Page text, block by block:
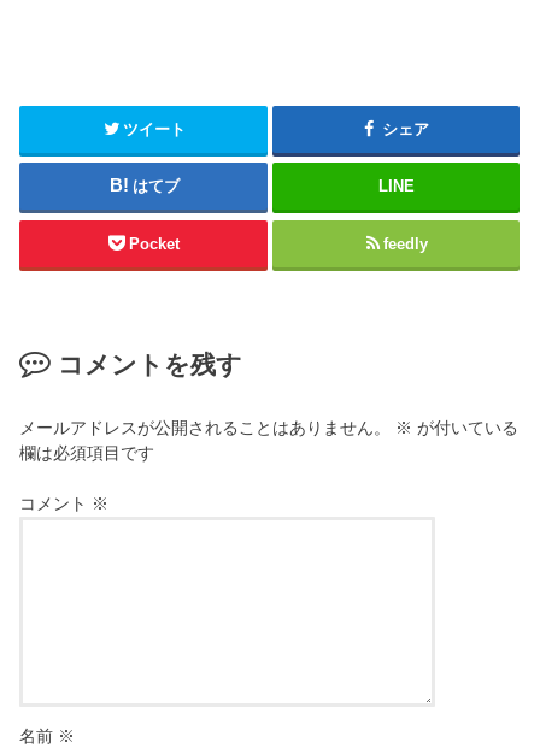
ツイート シェア
はてブ LINE
Pocket feedly
コメントを残す
メールアドレスが公開されることはありません。 ※ が付いている
欄は必須項目です
コメント ※
名前 ※